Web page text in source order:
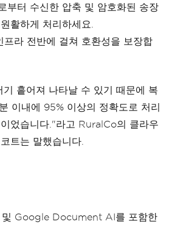
부터 수신한 압축 및 암호화된 송장
활하게 처리하세요.
라 전반에 걸쳐 호환성을 보장합
흩어져 나타날 수 있기 때문에 복
이내에 95% 이상의 정확도로 처리
었습니다."라고 RuralCo의 클라우
트는 말했습니다.
및 Google Document AI를 포함한